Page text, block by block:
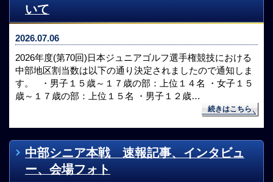
いて
2026.07.06
2026年度(第70回)日本ジュニアゴルフ選手権競技における
中部地区割当数は以下の通り決定されましたので通知しま
す。 ・男子１５歳～１７歳の部：上位１４名 ・女子１５
歳～１７歳の部：上位１５名 ・男子１２歳…
続きはこちら
中部シニア本戦 速報記事、インタビュ
ー、会場フォト